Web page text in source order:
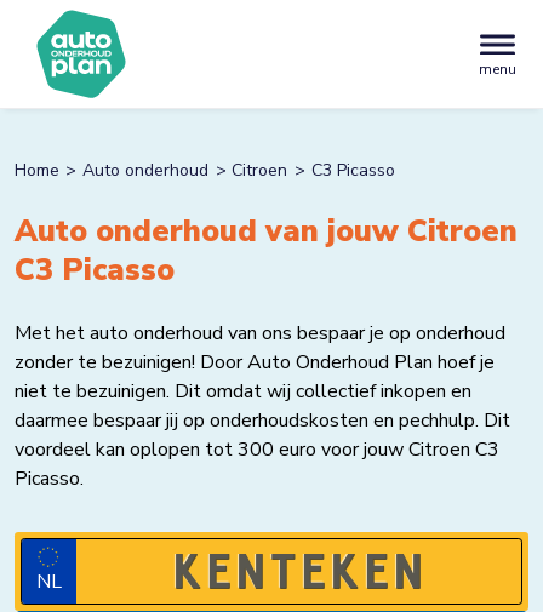
menu
Home Auto onderhoud Citroen C3 Picasso
Auto onderhoud van jouw Citroen
C3 Picasso
Met het auto onderhoud van ons bespaar je op onderhoud
zonder te bezuinigen! Door Auto Onderhoud Plan hoef je
niet te bezuinigen. Dit omdat wij collectief inkopen en
daarmee bespaar jij op onderhoudskosten en pechhulp. Dit
voordeel kan oplopen tot 300 euro voor jouw Citroen C3
Picasso.
NL